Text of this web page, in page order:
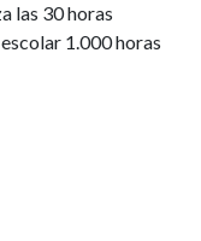
las 30 horas
1.000 horas